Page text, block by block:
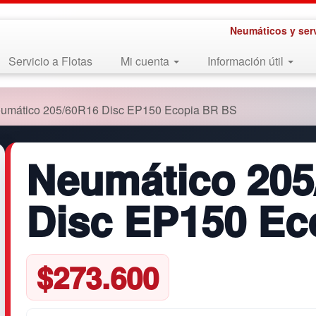
Neumáticos y
Servicio a Flotas Mi cuenta Información útil
205/60R16 Disc EP150 Ecopia BR BS
Neumático
Disc EP150
$273.600